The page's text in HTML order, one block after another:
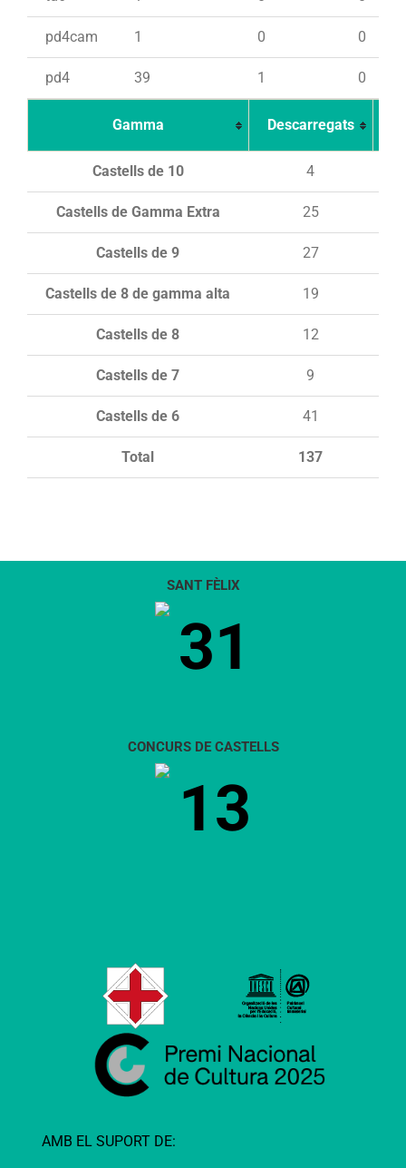
pd4cam 1 0 0
pd4 39 1 0
Gamma Descarregats
Total 137
Castells de 10 4
Castells de Gamma Extra 25
Castells de 9 27
Castells de 8 de gamma alta 19
Castells de 8 12
Castells de 7 9
Castells de 6 41
SANT FÈLIX
31
CONCURS DE CASTELLS
13
AMB EL SUPORT DE: